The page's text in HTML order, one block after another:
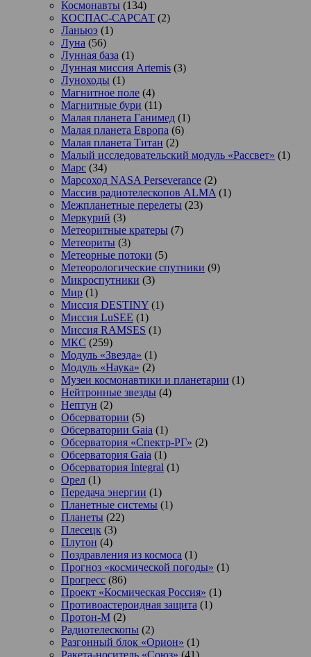
Космонавты (134)
КОСПАС-САРСАТ (2)
Ланьюэ (1)
Луна (56)
Лунная база (1)
Лунная миссия Artemis (3)
Луноходы (1)
Магнитное поле (4)
Магнитные бури (11)
Малая планета Ганимед (1)
Малая планета Европа (6)
Малая планета Титан (2)
Малый исследовательский модуль «Рассвет» (1)
Марс (34)
Марсоход NASA Perseverance (2)
Массив радиотелескопов ALMA (1)
Межпланетные перелеты (23)
Меркурий (3)
Метеоритные кратеры (7)
Метеориты (3)
Метеорные потоки (5)
Метеорологические спутники (9)
Микроспутники (3)
Мир (1)
Миссия DESTINY (1)
Миссия LuSEE (1)
Миссия RAMSES (1)
МКС (259)
Модуль «Звезда» (1)
Модуль «Наука» (2)
Музеи космонавтики и планетарии (1)
Нейтронные звезды (4)
Нептун (2)
Обсерватории (5)
Обсерватории Gaia (1)
Обсерватория «Спектр-РГ» (2)
Обсерватория Gaia (1)
Обсерватория Integral (1)
Орел (1)
Передача энергии (1)
Планетные системы (1)
Планеты (22)
Плесецк (3)
Плутон (4)
Поздравления из космоса (1)
Прогноз «космической погоды» (1)
Прогресс (86)
Проект «Космическая Россия» (1)
Противоастероидная защита (1)
Протон-М (2)
Радиотелескопы (2)
Разгонный блок «Орион» (1)
Ракета-носитель «Союз» (41)